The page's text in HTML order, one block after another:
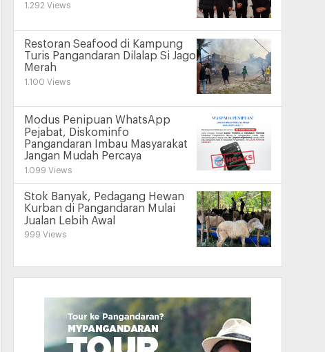
1.292 Views
Restoran Seafood di Kampung
Turis Pangandaran Dilalap Si Jago
Merah
1.100 Views
Modus Penipuan WhatsApp
Pejabat, Diskominfo
Pangandaran Imbau Masyarakat
Jangan Mudah Percaya
1.099 Views
Stok Banyak, Pedagang Hewan
Kurban di Pangandaran Mulai
Jualan Lebih Awal
999 Views